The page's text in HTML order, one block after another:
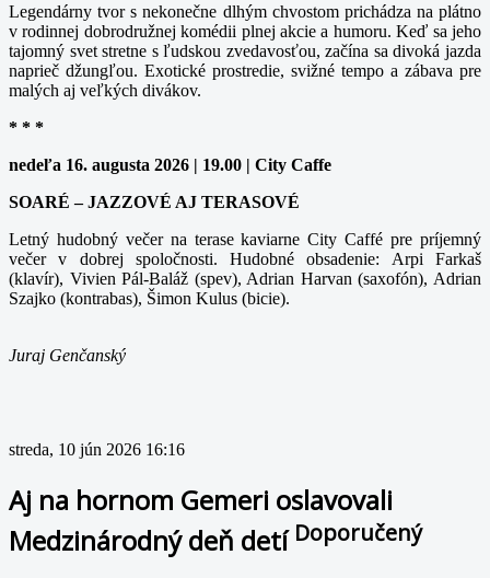
Legendárny tvor s nekonečne dlhým chvostom prichádza na plátno
v rodinnej dobrodružnej komédii plnej akcie a humoru. Keď sa jeho
tajomný svet stretne s ľudskou zvedavosťou, začína sa divoká jazda
naprieč džungľou. Exotické prostredie, svižné tempo a zábava pre
malých aj veľkých divákov.
* * *
nedeľa 16. augusta 2026 | 19.00 | City Caffe
SOARÉ – JAZZOVÉ AJ TERASOVÉ
Letný hudobný večer na terase kaviarne City Caffé pre príjemný
večer v dobrej spoločnosti. Hudobné obsadenie: Arpi Farkaš
(klavír), Vivien Pál-Baláž (spev), Adrian Harvan (saxofón), Adrian
Szajko (kontrabas), Šimon Kulus (bicie).
Juraj Genčanský
streda, 10 jún 2026 16:16
Aj na hornom Gemeri oslavovali
Medzinárodný deň detí Doporučený